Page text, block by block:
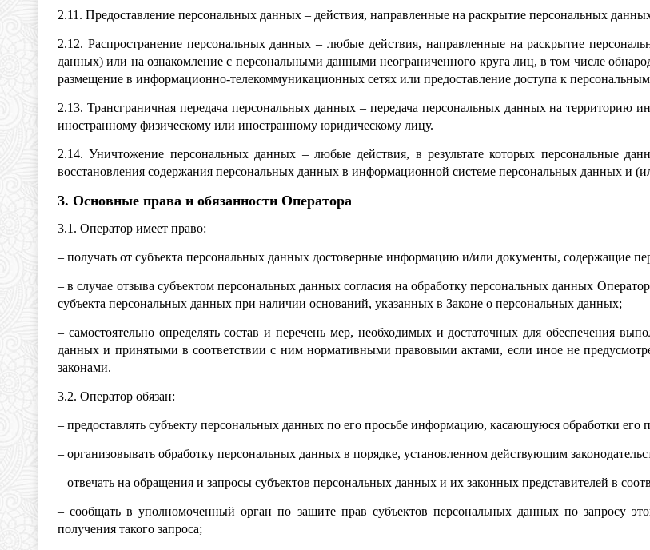
2.11. Предоставление персональных данных – действия, направленные на раскрытие персональных
2.12. Распространение персональных данных – любые действия, направленные на раскрытие
данных) или на ознакомление с персональными данными неограниченного круга лиц, в том числе
размещение в информационно-телекоммуникационных сетях или предоставление доступа к
2.13. Трансграничная передача персональных данных – передача персональных данных на территорию
иностранному физическому или иностранному юридическому лицу.
2.14. Уничтожение персональных данных – любые действия, в результате которых персональные
восстановления содержания персональных данных в информационной системе персональных данных и
3. Основные права и обязанности Оператора
3.1. Оператор имеет право:
– получать от субъекта персональных данных достоверные информацию и/или документы, содержащие
– в случае отзыва субъектом персональных данных согласия на обработку персональных данных
субъекта персональных данных при наличии оснований, указанных в Законе о персональных данных;
– самостоятельно определять состав и перечень мер, необходимых и достаточных для обеспечения
данных и принятыми в соответствии с ним нормативными правовыми актами, если иное не
законами.
3.2. Оператор обязан:
– предоставлять субъекту персональных данных по его просьбе информацию, касающуюся обработки его
– организовывать обработку персональных данных в порядке, установленном действующим
– отвечать на обращения и запросы субъектов персональных данных и их законных представителей в
– сообщать в уполномоченный орган по защите прав субъектов персональных данных по запросу
получения такого запроса;